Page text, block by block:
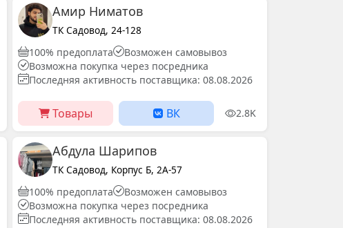
Амир Ниматов
ТК Садовод, 24-128
100% предоплата
Возможен самовывоз
Возможна покупка через посредника
Последняя активность поставщика: 08.08.2026
Товары ВК 2.8K
Абдула Шарипов
ТК Садовод, Корпус Б, 2А-57
100% предоплата
Возможен самовывоз
Возможна покупка через посредника
Последняя активность поставщика: 08.08.2026